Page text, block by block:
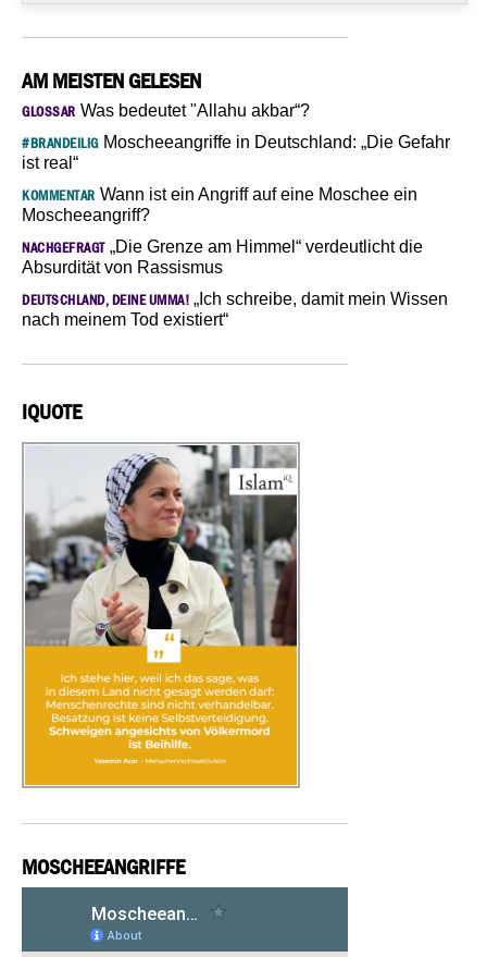
AM MEISTEN GELESEN
GLOSSAR Was bedeutet "Allahu akbar“?
#BRANDEILIGMoscheeangriffe in Deutschland: „Die Gefahr
ist real“
KOMMENTAR Wann ist ein Angriff auf eine Moschee ein
Moscheeangriff?
NACHGEFRAGT„Die Grenze am Himmel“ verdeutlicht die
Absurdität von Rassismus
DEUTSCHLAND, DEINE UMMA! „Ich schreibe, damit mein Wissen
nach meinem Tod existiert“
IQUOTE
MOSCHEEANGRIFFE